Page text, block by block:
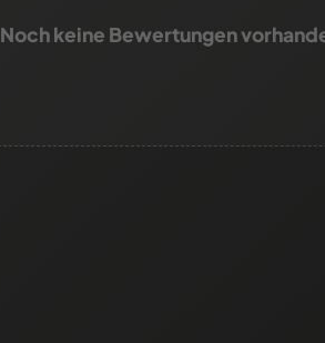
Noch keine Bewertungen